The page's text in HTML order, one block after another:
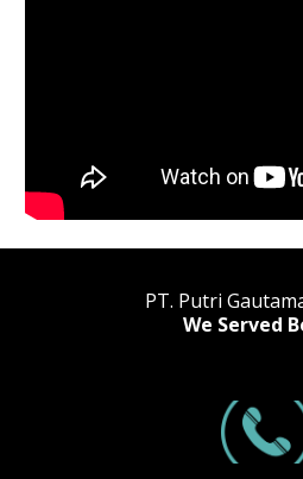
PT. Putri
We Served